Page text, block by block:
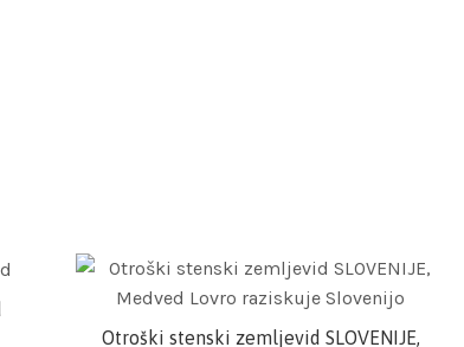
Dodaj v košarico
Otroški stenski zemljevid SLOVENIJE,